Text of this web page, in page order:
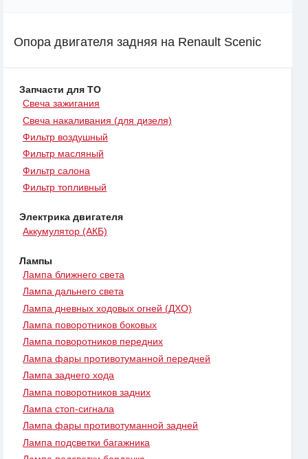
Опора двигателя задняя на Renault Scenic
Запчасти для ТО
Свеча зажигания
Свеча накаливания (для дизеля)
Фильтр воздушный
Фильтр масляный
Фильтр салона
Фильтр топливный
Электрика двигателя
Аккумулятор (АКБ)
Лампы
Лампа ближнего света
Лампа дальнего света
Лампа дневных ходовых огней (ДХО)
Лампа поворотников боковых
Лампа поворотников передних
Лампа фары противотуманной передней
Лампа заднего хода
Лампа поворотников задних
Лампа стоп-сигнала
Лампа фары противотуманной задней
Лампа подсветки багажника